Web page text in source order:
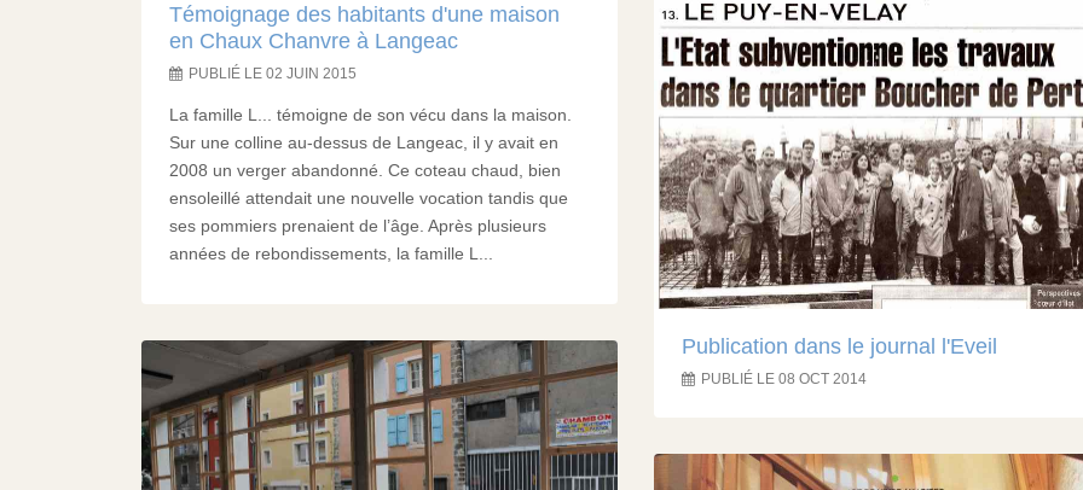
Témoignage des habitants d'une maison
en Chaux Chanvre à Langeac
PUBLIÉ LE 02 JUIN 2015
La famille L... témoigne de son vécu dans la maison.
Sur une colline au-dessus de Langeac, il y avait en
2008 un verger abandonné. Ce coteau chaud, bien
ensoleillé attendait une nouvelle vocation tandis que
ses pommiers prenaient de l’âge. Après plusieurs
années de rebondissements, la famille L...
Publication dans le journal l'Eveil
PUBLIÉ LE 08 OCT 2014